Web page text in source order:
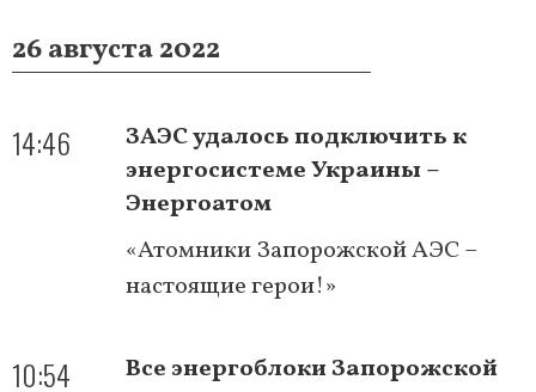
26 августа 2022
14:46
ЗАЭС удалось подключить к
энергосистеме Украины –
Энергоатом
«Атомники Запорожской АЭС –
настоящие герои!»
10:54
Все энергоблоки Запорожской